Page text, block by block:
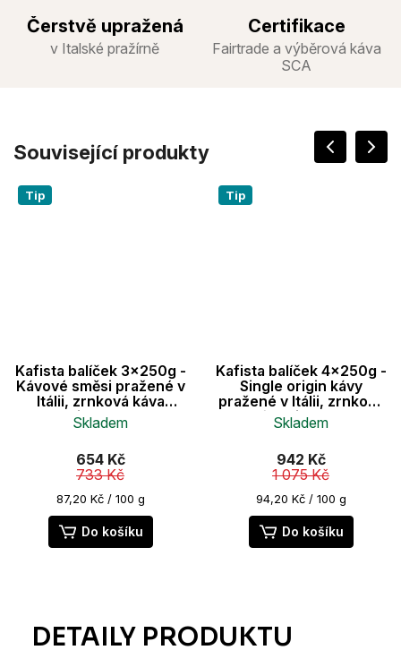
Čerstvě upražená
v Italské pražírně
Certifikace
Fairtrade a výběrová káva
SCA
Související produkty
Tip
Kafista balíček 3x250g -
Kávové směsi pražené v
Itálii, zrnková káva
Fiartrade
hodnocení
produktu
je
5,0
z
5
Skladem
654 Kč
733 Kč
Měrná
cena:
87,20 Kč / 100 g
Do košíku
Tip
Kafista balíček 4x250g -
Single origin kávy
pražené v Itálii, zrnková
káva Fiartrade
Skladem
942 Kč
1 075 Kč
Měrná
cena:
94,20 Kč / 100 g
Do košíku